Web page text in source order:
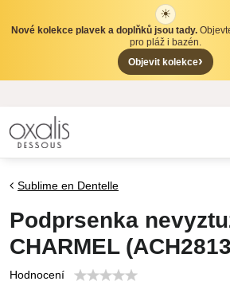
☀
Nové kolekce plavek a doplňků jsou tady.
pro pláž i bazén.
Objevit kolekce›
Sublime en Dentelle
Podprsenka
CHARMEL
Hodnocení